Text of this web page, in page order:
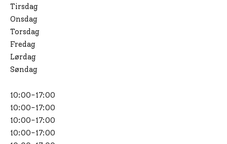
Tirsdag
Onsdag
Torsdag
Fredag
Lørdag
Søndag
10:00-17:00
10:00-17:00
10:00-17:00
10:00-17:00